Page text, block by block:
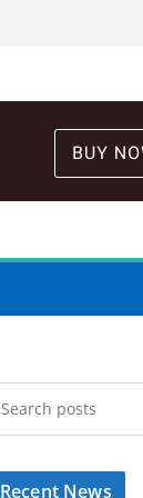
Recent News